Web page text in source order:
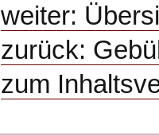
weiter:
zurück:
zum